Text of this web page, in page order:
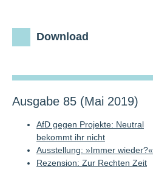
Download
Ausgabe 85 (Mai 2019)
AfD gegen Projekte: Neutral
bekommt ihr nicht
Ausstellung: »Immer wieder?«
Rezension: Zur Rechten Zeit